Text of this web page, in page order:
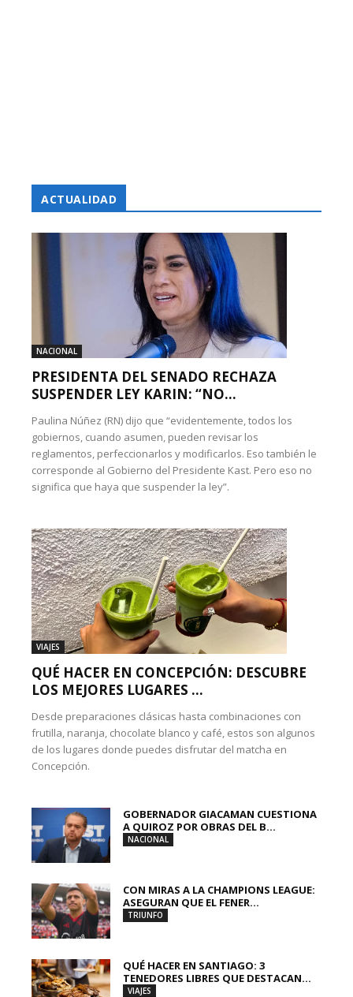
ACTUALIDAD
NACIONAL
PRESIDENTA DEL SENADO RECHAZA
SUSPENDER LEY KARIN: “NO...
Paulina Núñez (RN) dijo que “evidentemente, todos los
gobiernos, cuando asumen, pueden revisar los
reglamentos, perfeccionarlos y modificarlos. Eso también le
corresponde al Gobierno del Presidente Kast. Pero eso no
significa que haya que suspender la ley”.
VIAJES
QUÉ HACER EN CONCEPCIÓN: DESCUBRE
LOS MEJORES LUGARES ...
Desde preparaciones clásicas hasta combinaciones con
frutilla, naranja, chocolate blanco y café, estos son algunos
de los lugares donde puedes disfrutar del matcha en
Concepción.
GOBERNADOR GIACAMAN CUESTIONA
A QUIROZ POR OBRAS DEL B...
NACIONAL
CON MIRAS A LA CHAMPIONS LEAGUE:
ASEGURAN QUE EL FENER...
TRIUNFO
QUÉ HACER EN SANTIAGO: 3
TENEDORES LIBRES QUE DESTACAN...
VIAJES